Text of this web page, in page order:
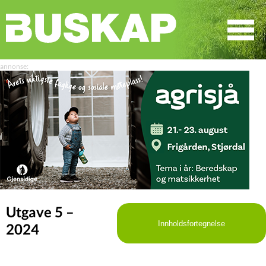
SØK
☰
Utgave 5 –
2024
Innholdsfortegnelse